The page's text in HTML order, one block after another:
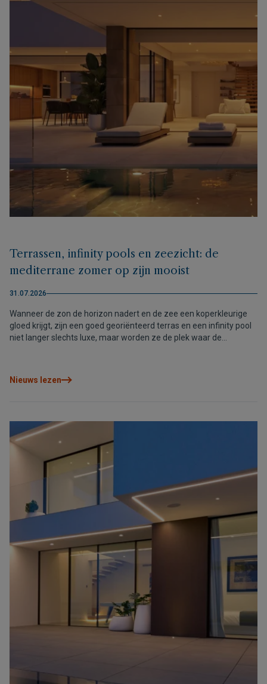
Terrassen, infinity pools en zeezicht: de
mediterrane zomer op zijn mooist
31.07.2026
Wanneer de zon de horizon nadert en de zee een koperkleurige
gloed krijgt, zijn een goed georiënteerd terras en een infinity pool
niet langer slechts luxe, maar worden ze de plek waar de
Nieuws lezen